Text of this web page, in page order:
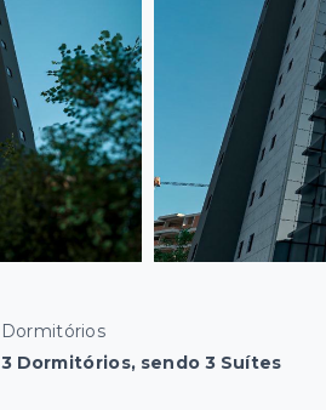
Dormitórios
3 Dormitórios, sendo 3 Suítes